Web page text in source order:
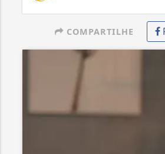
COMPARTILHE